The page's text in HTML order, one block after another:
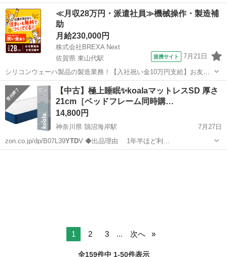
す。 【希望取引場所】ファミリーマート 小岩駅東店。ご希望したら、
小岩駅の改札越しでお取引も可能です。 【希望取引日時】日時はご相
談下さい。基本的に平日の17～...
東京 江戸川区 小岩駅 照明器具
シーリングファンライト
≪月収28万円・派遣社員≫機械操作・製造補
助
月給230,000円
株式会社BREXA Next
佐賀県 東山代駅
提携サイト 7月21日
シリコンウェーハ製品の製造業務！【入社祝い金10万円支給】お友達
やカップルとの応募OK◎年間休日129日＆休出なしでプライベート充
実♪業務はクリーンルームで快適作業◎自社正社員登用制度あり★1食
300円～の格安食堂あり！《佐...
佐賀 伊万里市 東山代駅 その他
【中古】極上睡眠✨koalaマットレスSD 厚さ
21cm［ベッドフレーム同時購…
14,800円
神奈川県 鵠沼海岸駅
7月27日
zon.co.jp/dp/B07L39YTD V ◆出品理由 1年半ほど利…
1 2 3 ... 次へ
全159件中 1-50件表示